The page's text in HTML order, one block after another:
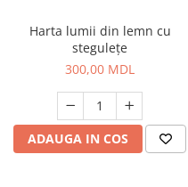
Harta lumii din lemn cu
stegulețe
300,00 MDL
ADAUGA IN COS